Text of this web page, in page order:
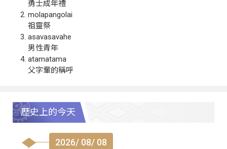
勇士成年禮
molapangolai
祖靈祭
asavasavahe
男性青年
atamatama
父字輩的稱呼
歷史上的今天
2026/ 08/ 08